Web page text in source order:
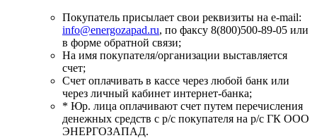
Покупатель присылает свои реквизиты на e-mail:
info@energozapad.ru, по факсу 8(800)500-89-05 или
в форме обратной связи;
На имя покупателя/организации выставляется
счет;
Счет оплачивать в кассе через любой банк или
через личный кабинет интернет-банка;
* Юр. лица оплачивают счет путем перечисления
денежных средств с р/с покупателя на р/с ГК ООО
ЭНЕРГОЗАПАД.